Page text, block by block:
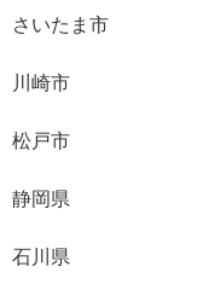
さいたま市
川崎市
松戸市
静岡県
石川県